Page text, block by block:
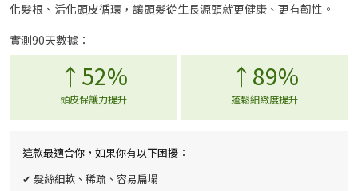
化髮根、活化頭皮循環，讓頭髮從生長源頭就更健康、更有韌性。
實測90天數據：
↑52%
頭皮保護力提升
↑89%
蓬鬆細緻度提升
這款最適合你，如果你有以下困擾：
✔ 髮絲細軟、稀疏、容易扁塌